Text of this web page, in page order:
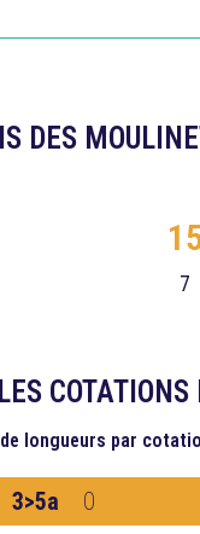
DES
7
COTATIONS
longueurs par
3>5a
0